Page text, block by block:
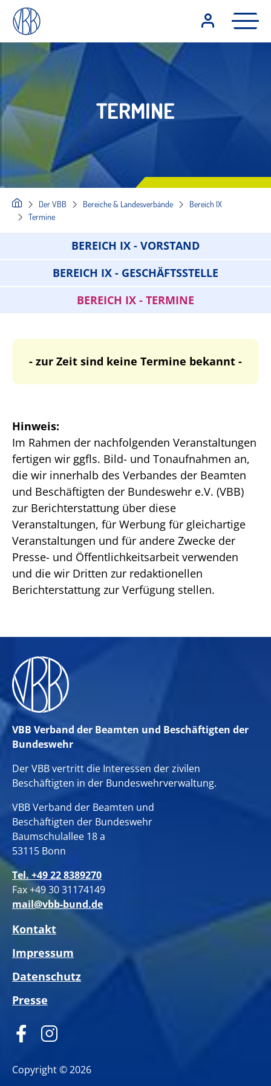
TERMINE
Der VBB Bereiche & Landesverbände
Bereich IX
Termine
BEREICH IX - VORSTAND
BEREICH IX - GESCHÄFTSSTELLE
BEREICH IX - TERMINE
- zur Zeit sind keine Termine bekannt -
Hinweis:
Im Rahmen der nachfolgenden Veranstaltungen
fertigen wir ggfls. Bild- und Tonaufnahmen an,
die wir innerhalb des Verbandes der Beamten
und Beschäftigten der Bundeswehr e.V. (VBB)
zur Berichterstattung über diese
Veranstaltungen, für Werbung für gleichartige
Veranstaltungen und für andere Zwecke der
Presse- und Öffentlichkeitsarbeit verwenden
und die wir Dritten zur redaktionellen
Berichterstattung zur Verfügung stellen.
VBB Verband der Beamten und Beschäftigten der
Bundeswehr
Der VBB vertritt die Interessen der zivilen
Beschäftigten in der Bundeswehrverwaltung.
VBB Verband der Beamten und
Beschäftigten der Bundeswehr
Baumschulallee 18 a
53115 Bonn
Tel. +49 22 8389270
Fax +49 30 31174149
mail@vbb-bund.de
Kontakt
Impressum
Datenschutz
Presse
Copyright © 2026